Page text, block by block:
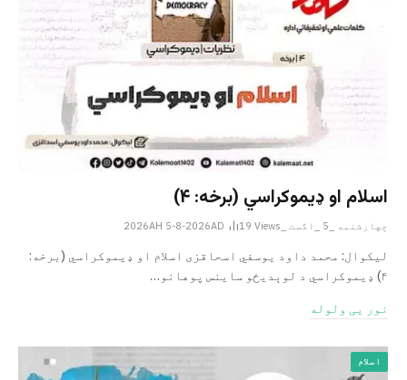
اسلام او ډیموکراسي (برخه: ۴)
چهارشنبه _5 _اگست _2026AH 5-8-2026AD 19 Views
لیکوال: محمد داود یوسفي اسحاقزی اسلام او ډیموکراسي (برخه:
۴) ډیموکراسي د لوېدیځو ساینس پوهانو…
نور یی ولوله
اسلام